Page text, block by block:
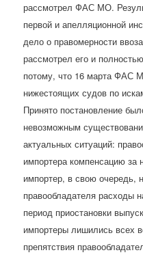
рассмотрел ФАС МО.
первой и апелляционной
дело о правомерности
рассмотрел его и
потому, что 16 марта ФАС
нижестоящих судов по
Принято постановление
невозможным
актуальных ситуаций:
импортера компенсацию за
импортер, в свою очередь,
правообладателя расходы
период приостановки
импортеры лишились всех
препятствия